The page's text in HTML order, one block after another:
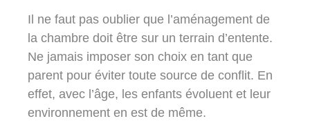
Il ne faut pas oublier que l’aménagement de
la chambre doit être sur un terrain d’entente.
Ne jamais imposer son choix en tant que
parent pour éviter toute source de conflit. En
effet, avec l’âge, les enfants évoluent et leur
environnement en est de même.